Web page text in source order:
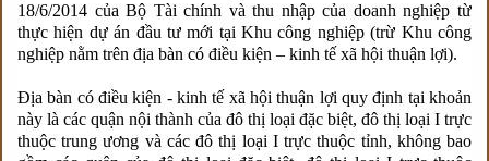
18/6/2014 của Bộ Tài chính và thu nhập của doanh nghiệp từ
thực hiện dự án đầu tư mới tại Khu công nghiệp (trừ Khu công
nghiệp nằm trên địa bàn có điều kiện – kinh tế xã hội thuận lợi).
Địa bàn có điều kiện - kinh tế xã hội thuận lợi quy định tại khoản
này là các quận nội thành của đô thị loại đặc biệt, đô thị loại I trực
thuộc trung ương và các đô thị loại I trực thuộc tỉnh, không bao